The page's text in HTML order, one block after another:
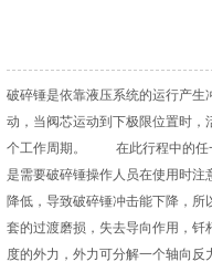
破碎锤是依靠液压系统的运行产
动，当阀芯运动到下极限位置时
个工作周期。 在此行程中的任一
是需要破碎锤操作人员在使用时
降低，导致破碎锤冲击能下降，
套的过渡磨损，失去导向作用，
度的外力，外力可分解一个轴向